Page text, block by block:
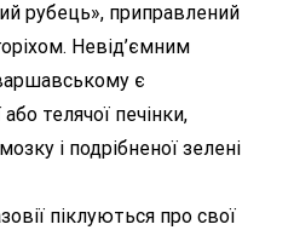
рубець», приправлений
Невід’ємним
є
телячої печінки,
і подрібненої зелені
піклуються про свої